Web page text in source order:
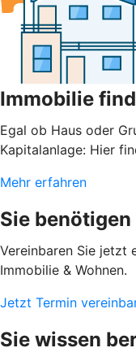
Immobilie
Egal ob Haus oder
Kapitalanlage: Hier
Mehr erfahren
Sie
Vereinbaren Sie jetzt
Immobilie & Wohnen.
Jetzt Termin
Sie wissen